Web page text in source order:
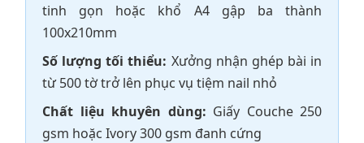
tinh gọn hoặc khổ A4 gập ba thành
100x210mm
Số lượng tối thiểu: Xưởng nhận ghép bài in
từ 500 tờ trở lên phục vụ tiệm nail nhỏ
Chất liệu khuyên dùng: Giấy Couche 250
gsm hoặc Ivory 300 gsm đanh cứng